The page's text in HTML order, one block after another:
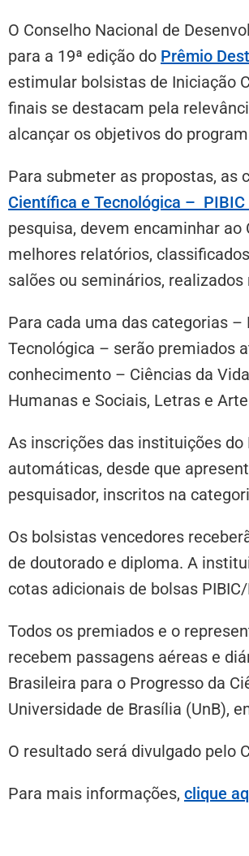
O Conselho Nacional de
para a 19ª edição do Prêmio
estimular bolsistas de Iniciação
finais se destacam pela
alcançar os objetivos do
Para submeter as propostas, as
Científica e Tecnológica – PIBIC
pesquisa, devem encaminhar ao
melhores relatórios,
salões ou seminários,
Para cada uma das categorias
Tecnológica – serão premiados
conhecimento – Ciências da
Humanas e Sociais, Letras e
As inscrições das instituições
automáticas, desde que
pesquisador, inscritos na
Os bolsistas vencedores
de doutorado e diploma. A
cotas adicionais de bolsas
Todos os premiados e o
recebem passagens aéreas e
Brasileira para o Progresso da
Universidade de Brasília (UnB),
O resultado será divulgado pelo
Para mais informações, clique